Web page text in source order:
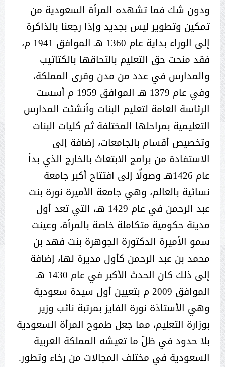
ودون شك فما تشهده المرأة السعودية من
تمكين وتطوير ليس بجديد وإذا رجعنا بالذاكرة
إلى الوراء بداية عام 1360 هـ الموافق 1941 م،
فقد منحت حق التعليم بالتحاقها بالكتاتيب
والمدارس في عدد من مدن وقرى المملكة،
وفي عام 1379 هـ الموافق 1959 م أسست
الرئاسة العامة لتعليم البنات وأنشئت المدارس
التعليمية بمراحلها المختلفة ثم كليات البنات
وتخصيص أقسام بالجامعات، إضافة إلى
الاستفادة من برامج الابتعاث بالخارج الذي بدأ
عام 1426هـ وصولًا إلى افتتاح أكبر جامعة
نسائية بالعالم، وهي جامعة الأميرة نورة بنت
عبد الرحمن في عام 1429 هـ، التي تعد أول
مدينة حكومية متكاملة خاصة بالمرأة، وعينت
سمو الأميرة الدكتورة الجوهرة بنت فهد بن
محمد بن عبد الرحمن كأول مديرة لها، إضافة
إلى ذلك كان الحدث الأكبر في عام 1430 هـ
الموافق 2009 م بتعيين أول سيدة سعودية
وهي الأستاذة نورة الفايز بمرتبة نائب وزير
بوزارة التعليم، مما جعل طموح المرأة السعودية
بلا حدود في ظلّ ما تعيشه المملكة العربية
السعودية في مختلف المجالات من رخاء وتطور.